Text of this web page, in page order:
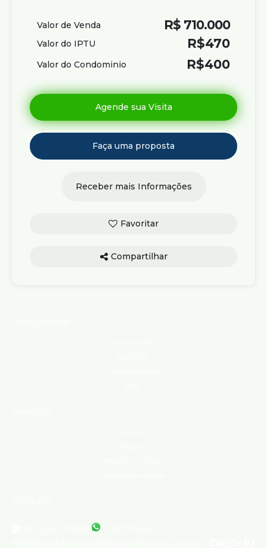
R$ 710.000
Valor de Venda
Valor do IPTU
R$470
Valor do Condominio R$400
Compartilhar